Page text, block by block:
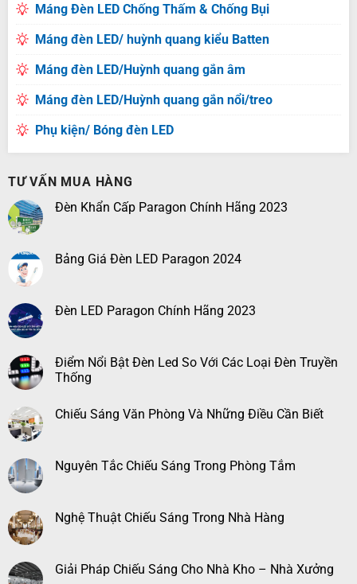
Máng Đèn LED Chống Thấm & Chống Bụi
Máng đèn LED/ huỳnh quang kiểu Batten
Máng đèn LED/Huỳnh quang gắn âm
Máng đèn LED/Huỳnh quang gắn nổi/treo
Phụ kiện/ Bóng đèn LED
TƯ VẤN MUA HÀNG
Đèn Khẩn Cấp Paragon Chính Hãng 2023
Bảng Giá Đèn LED Paragon 2024
Đèn LED Paragon Chính Hãng 2023
Điểm Nổi Bật Đèn Led So Với Các Loại Đèn Truyền
Thống
Chiếu Sáng Văn Phòng Và Những Điều Cần Biết
Nguyên Tắc Chiếu Sáng Trong Phòng Tắm
Nghệ Thuật Chiếu Sáng Trong Nhà Hàng
Giải Pháp Chiếu Sáng Cho Nhà Kho – Nhà Xưởng